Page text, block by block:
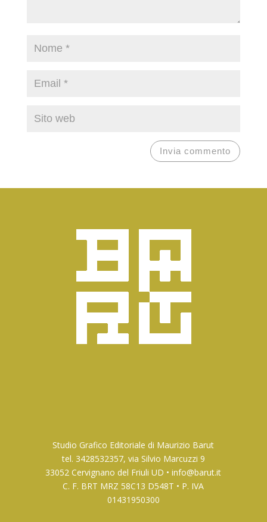
Studio Grafico Editoriale di Maurizio Barut
tel. 3428532357, via Silvio Marcuzzi 9
33052 Cervignano del Friuli UD •info@barut.it
C. F. BRT MRZ 58C13 D548T • P. IVA
01431950300